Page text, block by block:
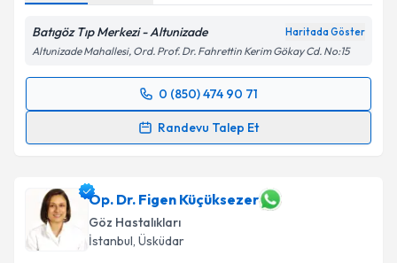
Kişisel verilerimin işlenmesine ilişkinAydınlatma
Metni'ni okudum ve kişisel verilerimin belirtilen
kapsamda işlenmesini kabul ediyorum.
Takvim Talebini Gönder
Batıgöz Tıp Merkezi - Altunizade Haritada Göster
Altunizade Mahallesi, Ord. Prof. Dr. Fahrettin Kerim Gökay Cd. No:15
0 (850) 474 90 71
Randevu Talep Et
Randevu Takvimi Talebi
için bir takvim hazırlandığında e-posta ile
bilgilendireceğiz.
E-posta Adresiniz
Op. Dr. Figen Küçüksezer
Göz Hastalıkları
İstanbul, Üsküdar